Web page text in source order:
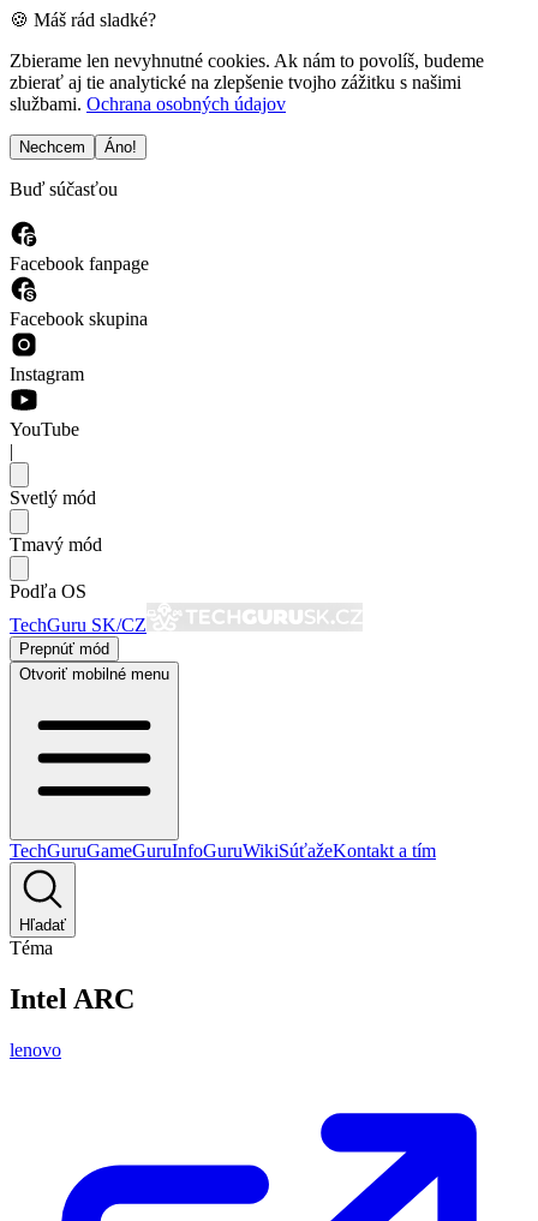
🍪 Máš rád sladké?
Zbierame len nevyhnutné cookies. Ak nám to povolíš, budeme
zbierať aj tie analytické na zlepšenie tvojho zážitku s našimi
službami. Ochrana osobných údajov
Nechcem Áno!
Buď súčasťou
Facebook fanpage
Facebook skupina
Instagram
YouTube
|
Svetlý mód
Tmavý mód
Podľa OS
TechGuru SK/CZ
Prepnúť mód
Otvoriť mobilné menu
TechGuruGameGuruInfoGuruWikiSúťažeKontakt a tím
Hľadať
Téma
Intel ARC
lenovo